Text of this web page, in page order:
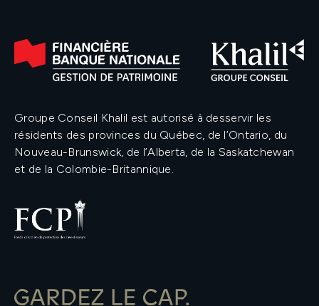
Groupe Conseil Khalil est autorisé à desservir les
résidents des provinces du Québec, de l’Ontario, du
Nouveau-Brunswick, de l’Alberta, de la Saskatchewan
et de la Colombie-Britannique.